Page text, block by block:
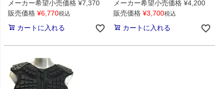
メーカー希望小売価格 ¥7,370
販売価格 ¥6,770税込
カートに入れる
メーカー希望小売価格 ¥4,200
販売価格 ¥3,700税込
カートに入れる